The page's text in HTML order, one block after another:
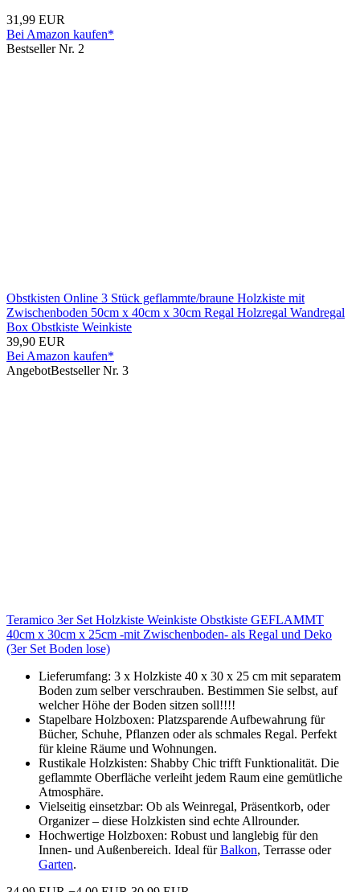
31,99 EUR
Bei Amazon kaufen*
Bestseller Nr. 2
Obstkisten Online 3 Stück geflammte/braune Holzkiste mit
Zwischenboden 50cm x 40cm x 30cm Regal Holzregal Wandregal
Box Obstkiste Weinkiste
39,90 EUR
Bei Amazon kaufen*
AngebotBestseller Nr. 3
Teramico 3er Set Holzkiste Weinkiste Obstkiste GEFLAMMT
40cm x 30cm x 25cm -mit Zwischenboden- als Regal und Deko
(3er Set Boden lose)
Lieferumfang: 3 x Holzkiste 40 x 30 x 25 cm mit separatem
Boden zum selber verschrauben. Bestimmen Sie selbst, auf
welcher Höhe der Boden sitzen soll!!!!
Stapelbare Holzboxen: Platzsparende Aufbewahrung für
Bücher, Schuhe, Pflanzen oder als schmales Regal. Perfekt
für kleine Räume und Wohnungen.
Rustikale Holzkisten: Shabby Chic trifft Funktionalität. Die
geflammte Oberfläche verleiht jedem Raum eine gemütliche
Atmosphäre.
Vielseitig einsetzbar: Ob als Weinregal, Präsentkorb, oder
Organizer – diese Holzkisten sind echte Allrounder.
Hochwertige Holzboxen: Robust und langlebig für den
Innen- und Außenbereich. Ideal fürBalkon, Terrasse oder
Garten.